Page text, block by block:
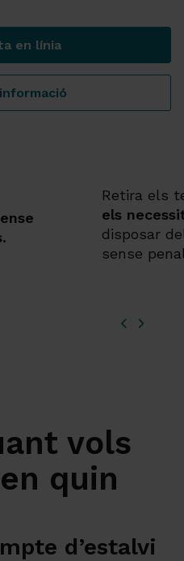
en línia
Compte d’Estalvi Wefferent
Compte d’Estalvi Wefferent
Retira els
els
disposar
sense
vols
quin
d’estalvi